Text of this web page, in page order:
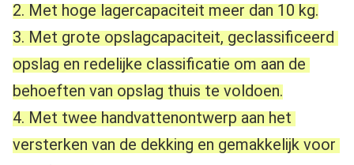
2. Met hoge lagercapaciteit meer dan 10 kg.
3. Met grote opslagcapaciteit, geclassificeerd
opslag en redelijke classificatie om aan de
behoeften van opslag thuis te voldoen.
4. Met twee handvattenontwerp aan het
versterken van de dekking en gemakkelijk voor